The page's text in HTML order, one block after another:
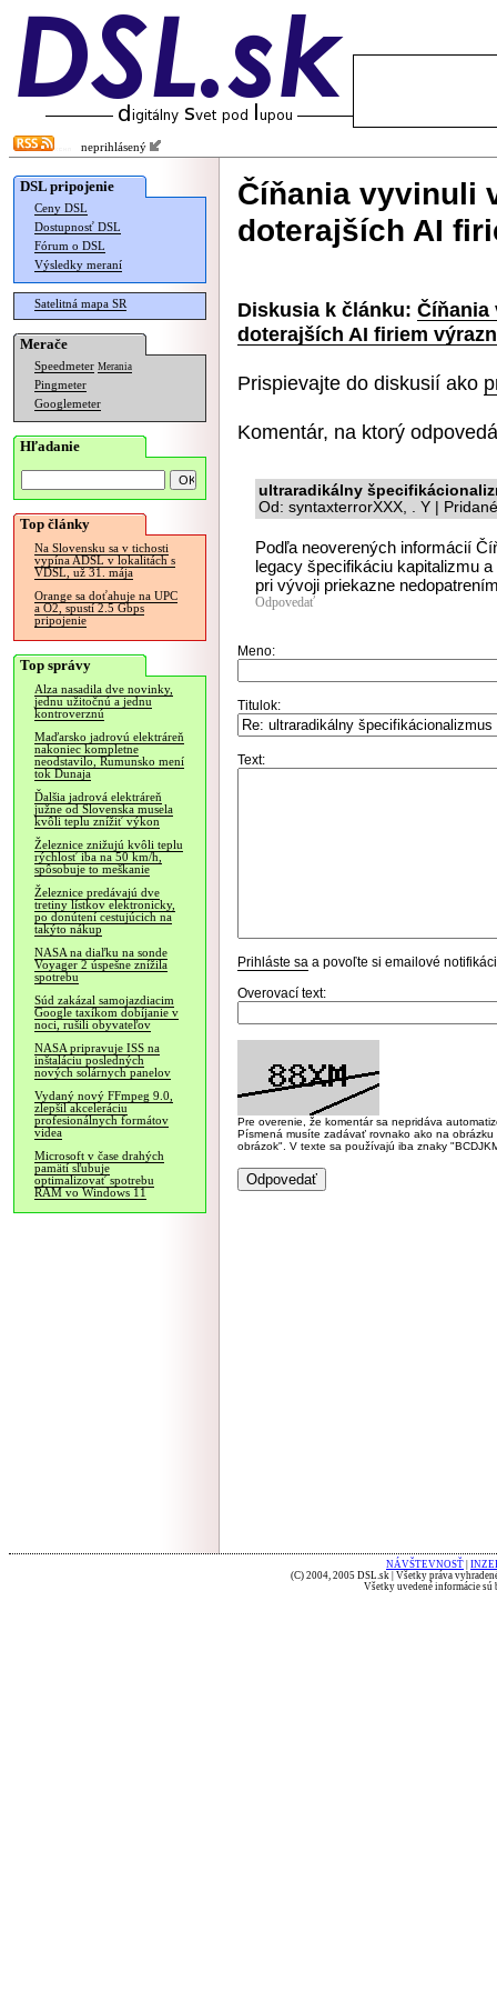
neprihlásený
DSL pripojenie
Ceny DSL
Dostupnosť DSL
Fórum o DSL
Výsledky meraní
Satelitná mapa SR
Merače
Speedmeter Merania
Pingmeter
Googlemeter
Hľadanie
Top články
Na Slovensku sa v tichosti
vypína ADSL v lokalitách s
VDSL, už 31. mája
Orange sa doťahuje na UPC
a O2, spustí 2.5 Gbps
pripojenie
Top správy
Alza nasadila dve novinky,
jednu užitočnú a jednu
kontroverznú
Maďarsko jadrovú elektráreň
nakoniec kompletne
neodstavilo, Rumunsko mení
tok Dunaja
Ďalšia jadrová elektráreň
južne od Slovenska musela
kvôli teplu znížiť výkon
Železnice znižujú kvôli teplu
rýchlosť iba na 50 km/h,
spôsobuje to meškanie
Železnice predávajú dve
tretiny lístkov elektronicky,
po donútení cestujúcich na
takýto nákup
NASA na diaľku na sonde
Voyager 2 úspešne znížila
spotrebu
Súd zakázal samojazdiacim
Google taxíkom dobíjanie v
noci, rušili obyvateľov
NASA pripravuje ISS na
inštaláciu posledných
nových solárnych panelov
Vydaný nový FFmpeg 9.0,
zlepšil akceleráciu
profesionálnych formátov
videa
Microsoft v čase drahých
pamätí sľubuje
optimalizovať spotrebu
RAM vo Windows 11
Číňania vyvinuli
doterajších AI
Diskusia k článku: Číňania
doterajších AI firiem
Prispievajte do diskusií ako
Komentár, na ktorý
ultraradikálny
Od: syntaxterrorXXX, . Y |
Podľa neoverených informácií
legacy špecifikáciu kapitalizmu
pri vývoji priekazne
Odpovedať
Meno:
Titulok:
Text:
Prihláste sa a povoľte si emailové
Overovací text:
Pre overenie, že komentár sa nepridáva
Písmená musíte zadávať rovnako ako na
obrázok". V texte sa používajú iba znaky
NÁVŠTEVNOSŤ
(C) 2004, 2005 DSL.sk | Všetky práva
Všetky uvedené informácie sú